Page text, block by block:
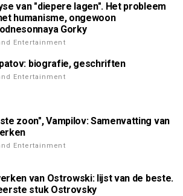
van "diepere lagen". Het probleem
humanisme, ongewoon
Gorky
Entertainment
biografie, geschriften
Entertainment
zoon", Vampilov: Samenvatting van
Entertainment
van Ostrowski: lijst van de beste.
stuk Ostrovsky